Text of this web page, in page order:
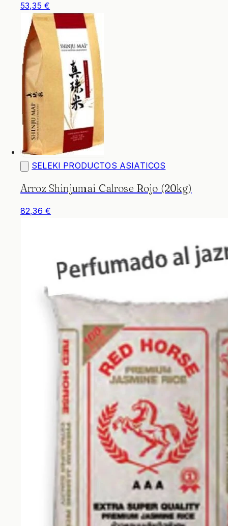
53,35 €
SELEKI PRODUCTOS ASIATICOS
Arroz Shinjumai Calrose Rojo (20kg)
82,36 €